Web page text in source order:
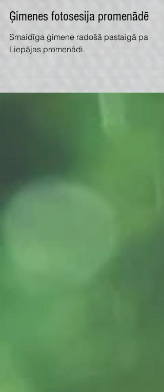
Ģimenes fotosesija promenādē
Smaidīga ģimene radošā pastaigā pa